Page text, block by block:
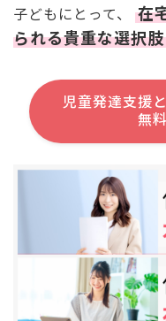
子どもにとって、
在
られる貴重な選択肢
児童発達支援
無